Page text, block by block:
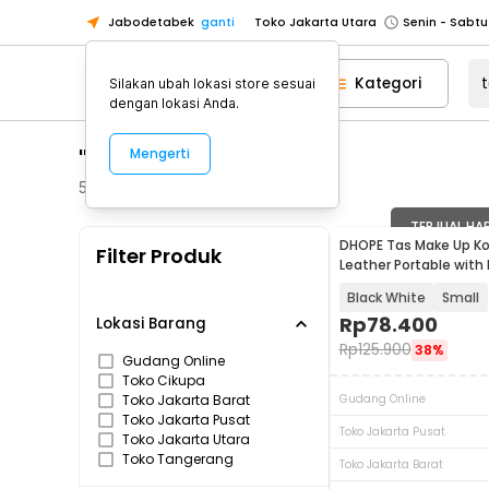
Jabodetabek ganti Toko Jakarta Utara
Toko Tangerang
Toko Cikupa
Pick n Go Jakarta Barat
Senin -
Senin -
Toko Jakarta Barat
Senin -
Toko Tangerang
Senin -
Senin - Jumat
Senin - Jumat
Kategori
"tas make up"
56
Filter Produk
Lokasi Barang
Gudang Online
Toko Cikupa
Toko Jakarta Barat
Toko Jakarta Pusat
Toko Jakarta Utara
Toko Tangerang
TERJUAL
DHOPE Tas Make Up
Leather Portable with
Black White Small
Rp78.400
Rp125.900 38%
Gudang Online
Toko Jakarta Pusat
Toko Jakarta Barat
Silakan ubah lokasi store sesuai
dengan lokasi Anda.
Mengerti